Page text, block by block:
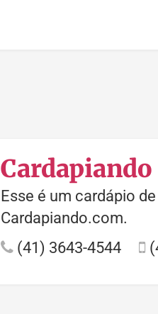
Cardapiando
Esse é um cardápio
Cardapiando.com.
(41) 3643-4544